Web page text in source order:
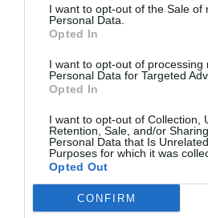
I want to opt-out of the Sale of
Personal Data.
Opted In
I want to opt-out of processing
Personal Data for Targeted
Opted In
I want to opt-out of Collection,
Retention, Sale, and/or
Personal Data that Is
Purposes for which it was
Opted Out
CONFIRM
27 d’abril de 2020
STEPHANIE MARKO
L'OPINIÓ
potser sí. Però aquí no"
2 de març de 2020
STEPHANIE MARKO